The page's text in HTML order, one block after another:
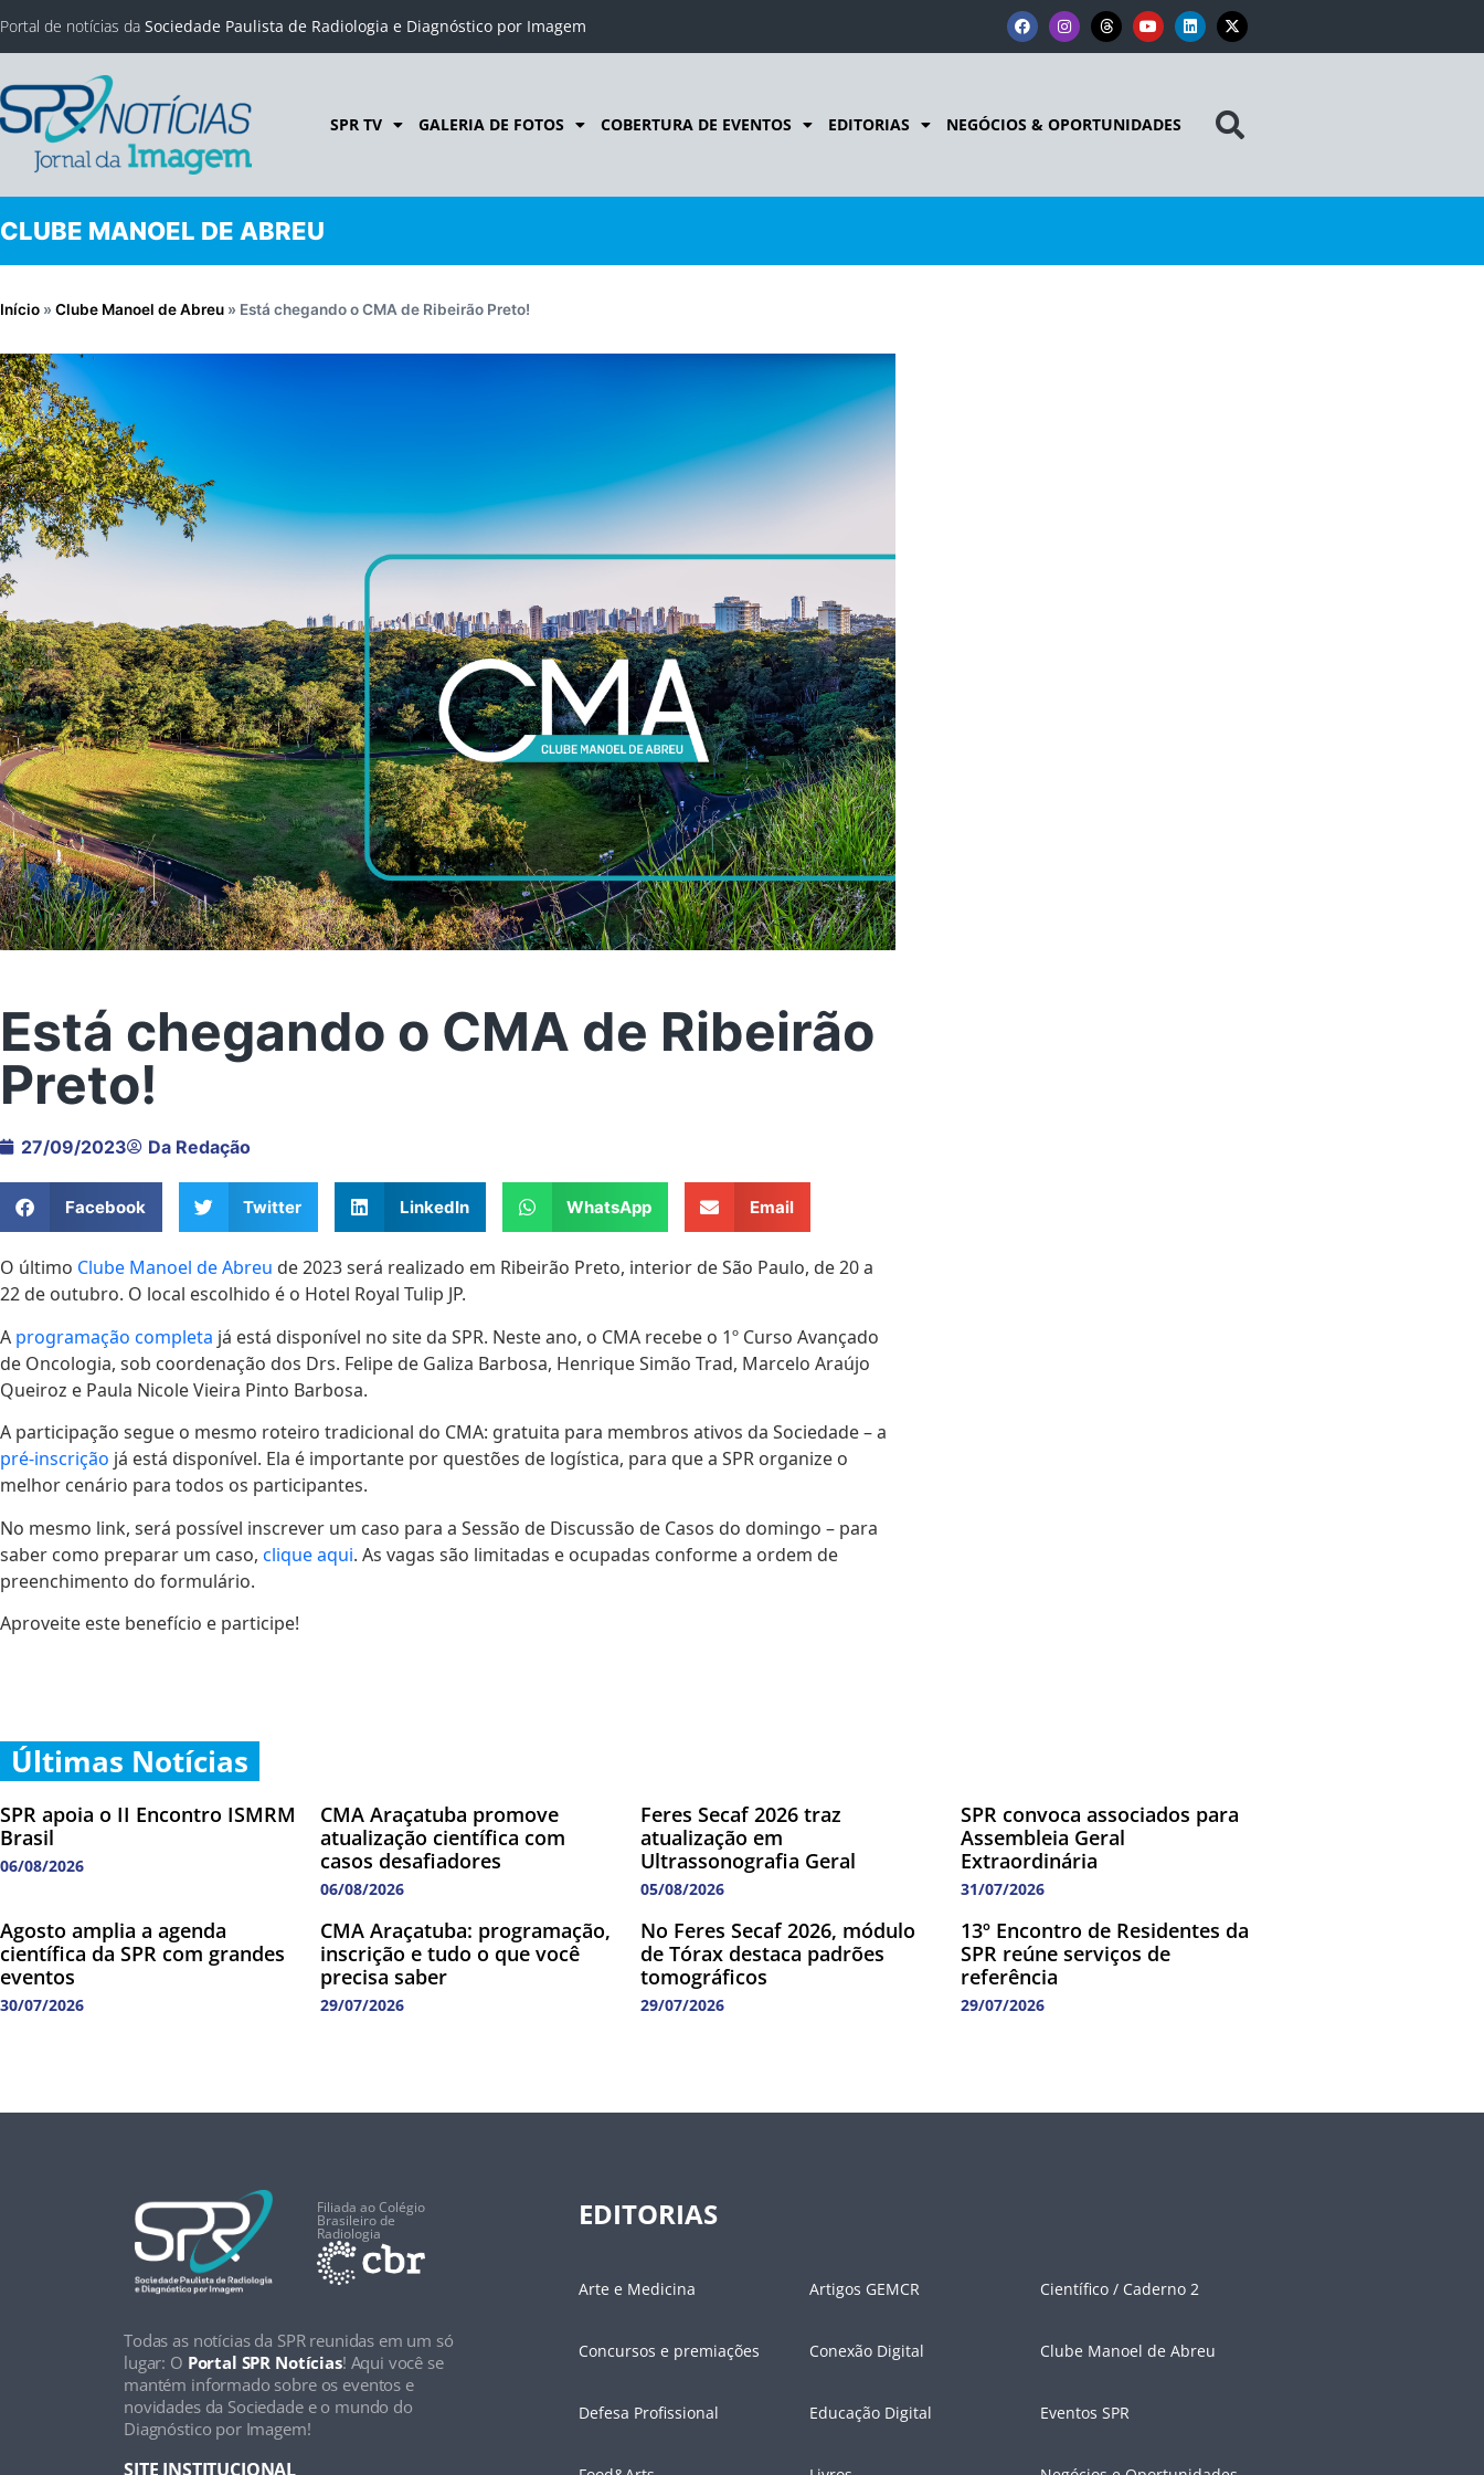
Portal de notícias da Sociedade Paulista de Radiologia e Diagnóstico por Imagem
SPR TV GALERIA DE FOTOS COBERTURA DE EVENTOS EDITORIAS NEGÓCIOS & OPORTUNIDADES
CLUBE MANOEL DE ABREU
Início » Clube Manoel de Abreu » Está chegando o CMA de Ribeirão Preto!
Está chegando o CMA de Ribeirão
Preto!
27/09/2023 Da Redação
Facebook Twitter LinkedIn WhatsApp Email
O último Clube Manoel de Abreu de 2023 será realizado em Ribeirão Preto, interior de São Paulo, de 20 a
22 de outubro. O local escolhido é o Hotel Royal Tulip JP.
A programação completa já está disponível no site da SPR. Neste ano, o CMA recebe o 1º Curso Avançado
de Oncologia, sob coordenação dos Drs. Felipe de Galiza Barbosa, Henrique Simão Trad, Marcelo Araújo
Queiroz e Paula Nicole Vieira Pinto Barbosa.
A participação segue o mesmo roteiro tradicional do CMA: gratuita para membros ativos da Sociedade – a
pré-inscrição já está disponível. Ela é importante por questões de logística, para que a SPR organize o
melhor cenário para todos os participantes.
No mesmo link, será possível inscrever um caso para a Sessão de Discussão de Casos do domingo – para
saber como preparar um caso, clique aqui. As vagas são limitadas e ocupadas conforme a ordem de
preenchimento do formulário.
Aproveite este benefício e participe!
Últimas Notícias
SPR apoia o II Encontro ISMRM
Brasil
06/08/2026
CMA Araçatuba promove
atualização científica com
casos desafiadores
06/08/2026
Feres Secaf 2026 traz
atualização em
Ultrassonografia Geral
05/08/2026
SPR convoca associados para
Assembleia Geral
Extraordinária
31/07/2026
Agosto amplia a agenda
científica da SPR com grandes
eventos
30/07/2026
CMA Araçatuba: programação,
inscrição e tudo o que você
precisa saber
29/07/2026
No Feres Secaf 2026, módulo
de Tórax destaca padrões
tomográficos
29/07/2026
13º Encontro de Residentes da
SPR reúne serviços de
referência
29/07/2026
Filiada ao Colégio
Brasileiro de
Radiologia
Todas as notícias da SPR reunidas em um só
lugar: O Portal SPR Notícias! Aqui você se
mantém informado sobre os eventos e
novidades da Sociedade e o mundo do
Diagnóstico por Imagem!
SITE INSTITUCIONAL
EDITORIAS
Arte e Medicina Artigos GEMCR Científico / Caderno 2
Concursos e premiações Conexão Digital Clube Manoel de Abreu
Defesa Profissional Educação Digital Eventos SPR